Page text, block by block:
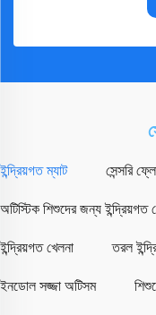
ইন্দ্রিয়গত ম্যাট সেন্সরি
অটিস্টিক শিশুদের জন্য ইন্দ্রিয়গত
ইন্দ্রিয়গত খেলনা তরল
ইনডোল সজ্জা অটিসম